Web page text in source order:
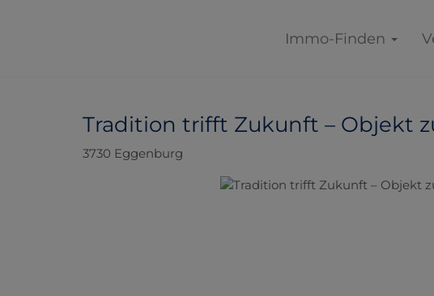
Immo-Finden
Tradition trifft Zukunft – Objekt
3730 Eggenburg